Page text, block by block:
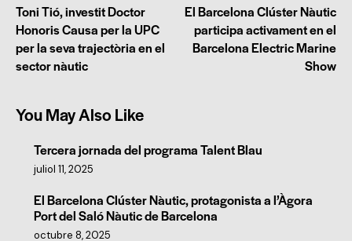
Toni Tió, investit Doctor
Honoris Causa per la UPC
per la seva trajectòria en el
sector nàutic
El Barcelona Clúster Nàutic
participa activament en el
Barcelona Electric Marine
Show
You May Also Like
Tercera jornada del programa Talent Blau
juliol 11, 2025
El Barcelona Clúster Nàutic, protagonista a l’Àgora
Port del Saló Nàutic de Barcelona
octubre 8, 2025